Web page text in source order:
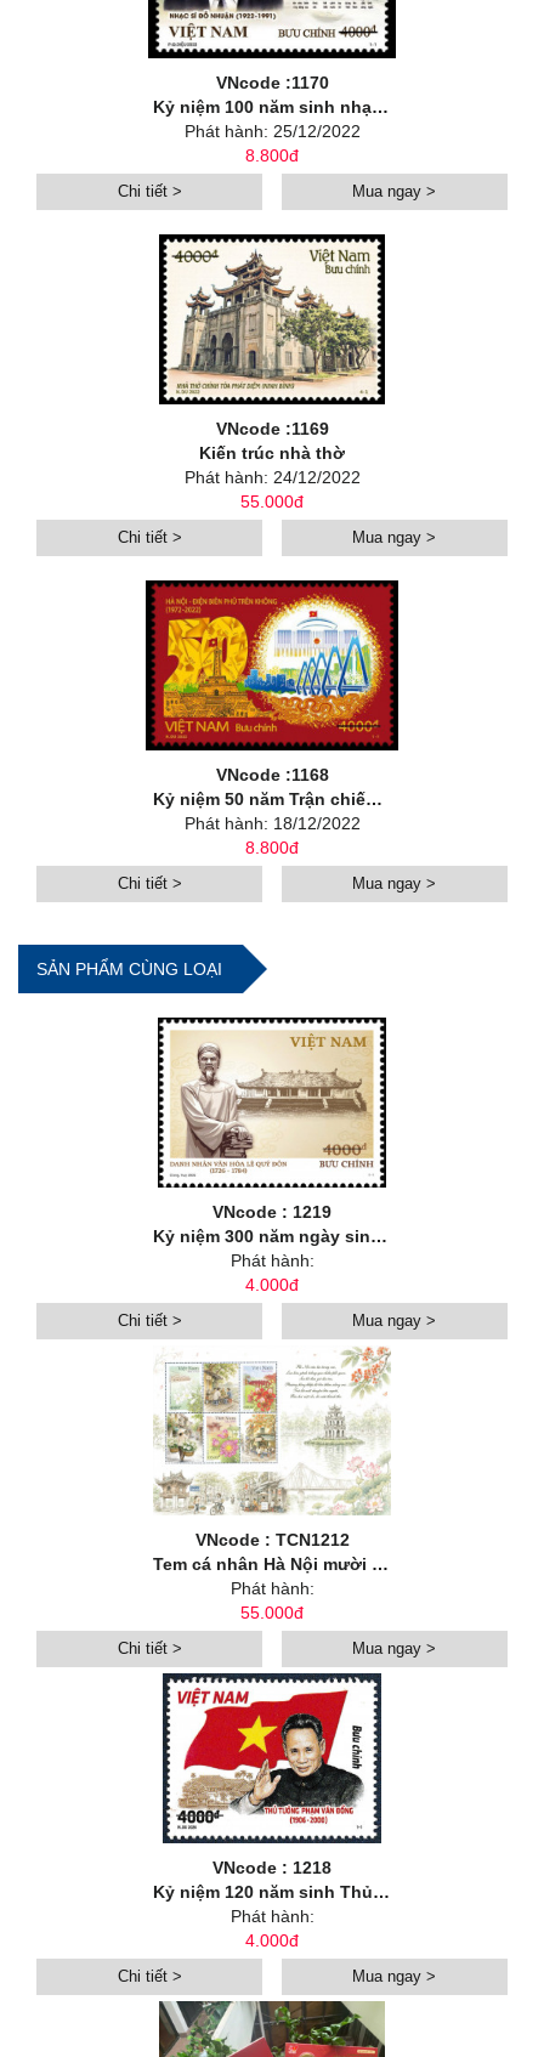
VNcode :1170
Kỷ niệm 100 năm sinh nhạc sĩ Đỗ Nhuận (1922-2022)
Phát hành: 25/12/2022
8.800đ
Chi tiết > Mua ngay >
VNcode :1169
Kiến trúc nhà thờ
Phát hành: 24/12/2022
55.000đ
Chi tiết > Mua ngay >
VNcode :1168
Kỷ niệm 50 năm Trận chiến 12 ngày đêm Hà Nội - Điện Biên Phủ trên không (1972-2022)
Phát hành: 18/12/2022
8.800đ
Chi tiết > Mua ngay >
SẢN PHẨM CÙNG LOẠI
VNcode : 1219
Kỷ niệm 300 năm ngày sinh danh nhân văn hoá Lê Quý Đôn (1726-2026)
Phát hành:
4.000đ
Chi tiết > Mua ngay >
VNcode : TCN1212
Tem cá nhân Hà Nội mười hai mùa hoa: Hoa mùa hạ
Phát hành:
55.000đ
Chi tiết > Mua ngay >
VNcode : 1218
Kỷ niệm 120 năm sinh Thủ tướng Phạm Văn Đồng (1906-2026)
Phát hành:
4.000đ
Chi tiết > Mua ngay >